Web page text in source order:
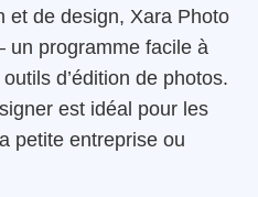
et de design, Xara Photo
un programme facile à
outils d’édition de photos.
est idéal pour les
la petite entreprise ou